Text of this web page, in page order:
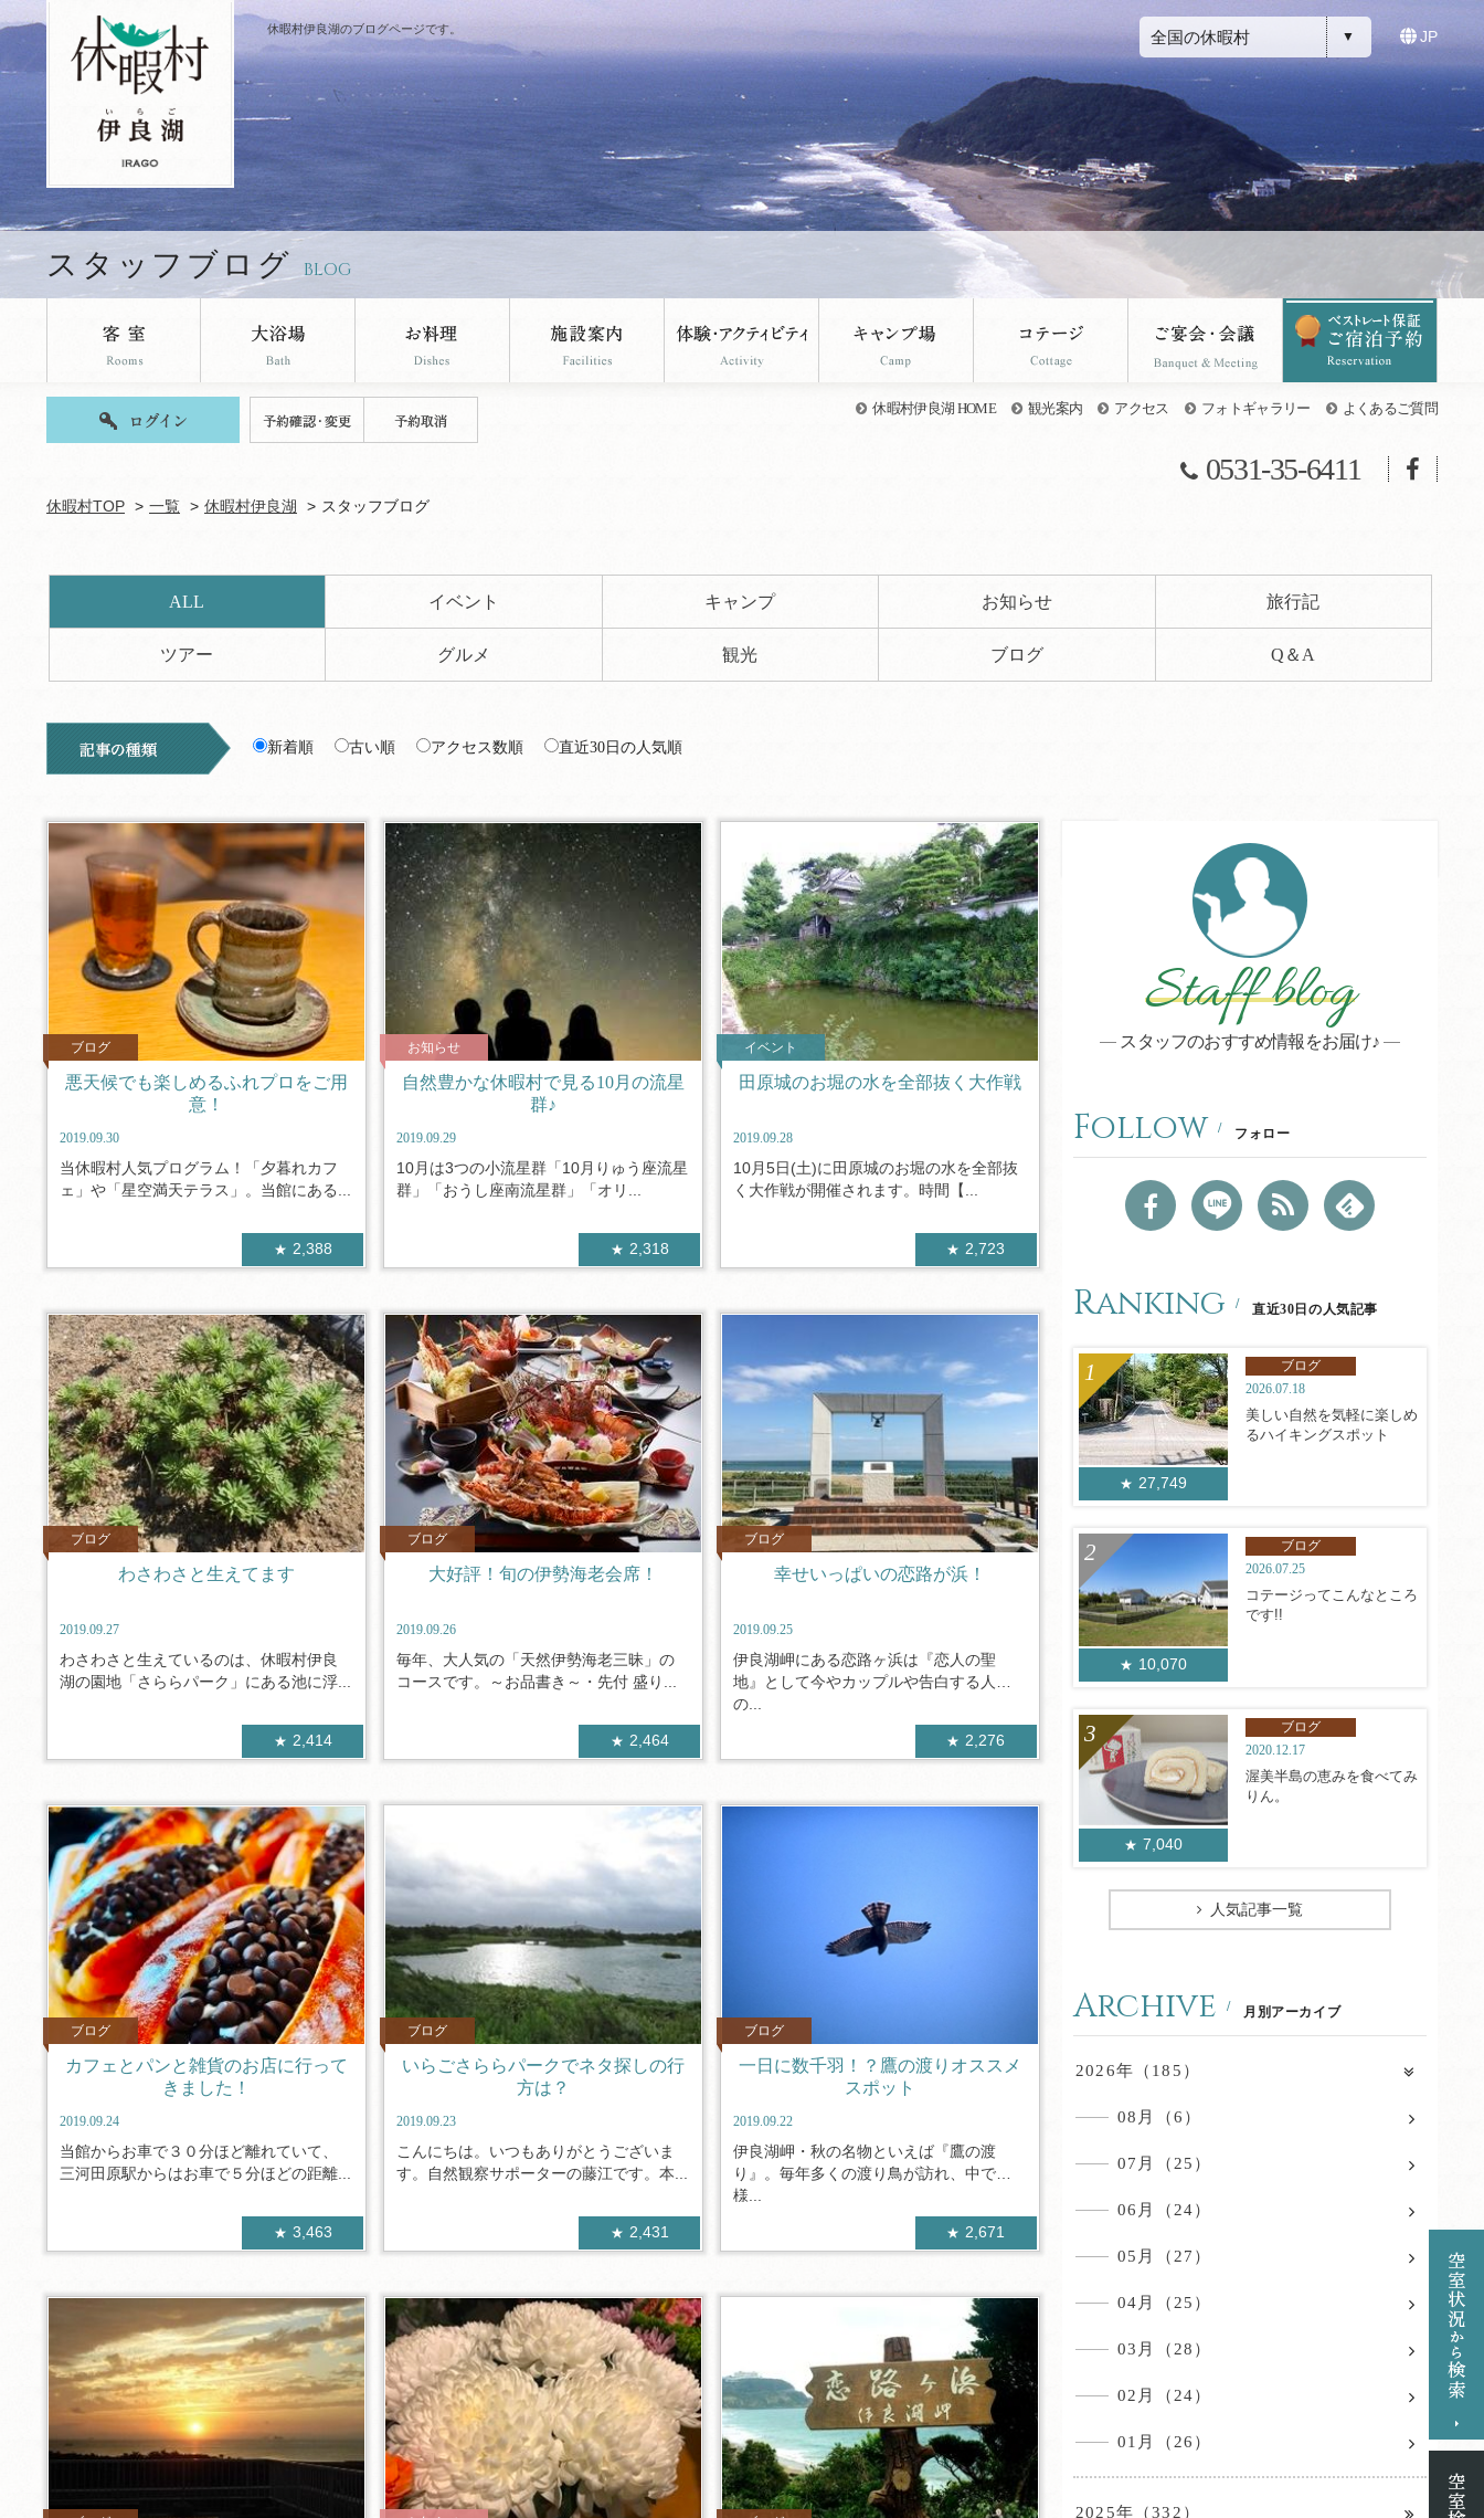
休暇村伊良湖のブログページです。 全国の休暇村 JP
スタッフブログ BLOG
休暇村伊良湖 HOME 観光案内 アクセス フォトギャラリー よくあるご質問
0531-35-6411
休暇村TOP 一覧 休暇村伊良湖 スタッフブログ
ALL イベント キャンプ お知らせ 旅行記
ツアー グルメ 観光 ブログ Q＆A
新着順 古い順 アクセス数順 直近30日の人気順
ブログ
悪天候でも楽しめるふれプロをご用
意！
2019.09.30
当休暇村人気プログラム！「夕暮れカフ
ェ」や「星空満天テラス」。当館にある...
2,388
お知らせ
自然豊かな休暇村で見る10月の流星
群♪
2019.09.29
10月は3つの小流星群「10月りゅう座流星
群」「おうし座南流星群」「オリ...
2,318
イベント
田原城のお堀の水を全部抜く大作戦
2019.09.28
10月5日(土)に田原城のお堀の水を全部抜
く大作戦が開催されます。時間【...
2,723
ブログ
わさわさと生えてます
2019.09.27
わさわさと生えているのは、休暇村伊良
湖の園地「さららパーク」にある池に浮...
2,414
ブログ
大好評！旬の伊勢海老会席！
2019.09.26
毎年、大人気の「天然伊勢海老三昧」の
コースです。～お品書き～・先付 盛り...
2,464
ブログ
幸せいっぱいの恋路が浜！
2019.09.25
伊良湖岬にある恋路ヶ浜は『恋人の聖
地』として今やカップルや告白する人達
の...
2,276
ブログ
カフェとパンと雑貨のお店に行って
きました！
2019.09.24
当館からお車で３０分ほど離れていて、
三河田原駅からはお車で５分ほどの距離...
3,463
ブログ
いらごさららパークでネタ探しの行
方は？
2019.09.23
こんにちは。いつもありがとうございま
す。自然観察サポーターの藤江です。本...
2,431
ブログ
一日に数千羽！？鷹の渡りオススメ
スポット
2019.09.22
伊良湖岬・秋の名物といえば『鷹の渡
り』。毎年多くの渡り鳥が訪れ、中でも
様...
2,671
Staff blog
スタッフのおすすめ情報をお届け♪
Follow フォロー
Ranking 直近30日の人気記事
27,749
ブログ
2026.07.18
美しい自然を気軽に楽しめ
るハイキングスポット
10,070
ブログ
2026.07.25
コテージってこんなところ
です!!
7,040
ブログ
2020.12.17
渥美半島の恵みを食べてみ
りん。
人気記事一覧
Archive 月別アーカイブ
2026年（185）
08月（6）
07月（25）
06月（24）
05月（27）
04月（25）
03月（28）
02月（24）
01月（26）
2025年（332）